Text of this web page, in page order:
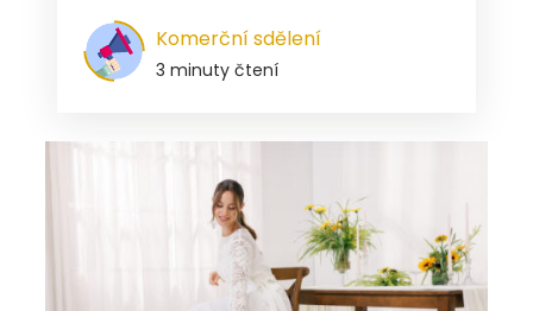
Komerční sdělení
3 minuty čtení